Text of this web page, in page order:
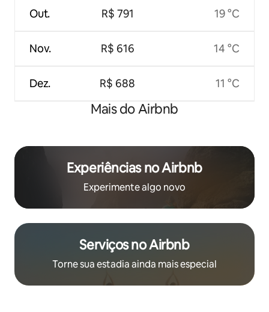
Out.
Nov.
Dez.
R$ 791
R$ 616
R$ 688
19 °C
14 °C
11 °C
Mais do Airbnb
Experiências no Airbnb
Experimente algo novo
Serviços no Airbnb
Torne sua estadia ainda mais especial